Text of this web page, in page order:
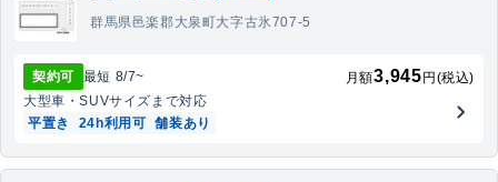
群馬県邑楽郡大泉町大字古氷707-5
契約可 最短 8/7~ 月額3,945 円(税込)
大型車・SUVサイズまで対応
平置き
24h利用可 舗装あり